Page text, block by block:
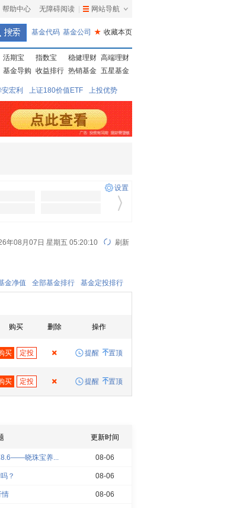
帮助中心 无障碍阅读 网站导航
基金代码 基金公司 ★ 收藏本页
活期宝 指数宝 稳健理财 高端理财
基金导购 收益排行 热销基金 五星基金
安宏利 上证180价值ETF 上投优势
招商蓝筹 易基策略贰 工银成长
设置
年08月07日 星期五 05:20:10 刷新
金净值 全部基金排行 基金定投排行
购买 删除 操作
买 定投 提醒 置顶
买 定投 提醒 置顶
更新时间
8.6——晓珠宝养... 08-06
？ 08-06
情 08-06